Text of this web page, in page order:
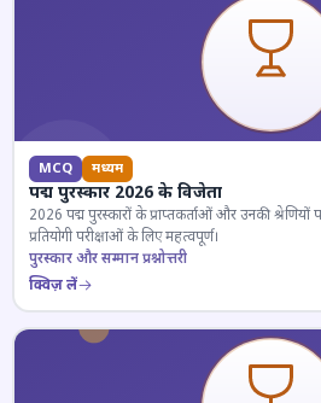
MCQ मध्यम
पद्म पुरस्कार 2026 के विजेता
2026 पद्म पुरस्कारों के प्राप्तकर्ताओं और उनकी श्रेणियों
प्रतियोगी परीक्षाओं के लिए महत्वपूर्ण।
पुरस्कार और सम्मान प्रश्नोत्तरी
क्विज़ लें